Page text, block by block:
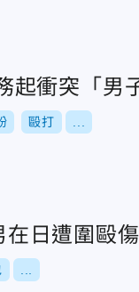
衝突「男
毆打
在日遭圍毆